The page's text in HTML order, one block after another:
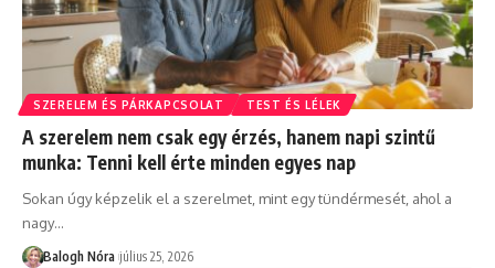
SZERELEM ÉS PÁRKAPCSOLAT TEST ÉS LÉLEK
A szerelem nem csak egy érzés, hanem napi szintű
munka: Tenni kell érte minden egyes nap
Sokan úgy képzelik el a szerelmet, mint egy tündérmesét, ahol a
nagy…
Balogh Nóra július 25, 2026